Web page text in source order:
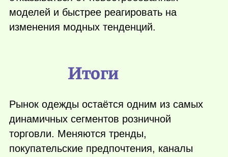
моделей и быстрее реагировать на
изменения модных тенденций.
Итоги
Рынок одежды остаётся одним из самых
динамичных сегментов розничной
торговли. Меняются тренды,
покупательские предпочтения, каналы